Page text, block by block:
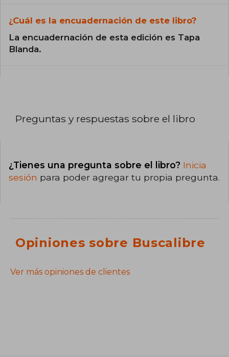
¿Cuál es la encuadernación de este libro?
La encuadernación de esta edición es Tapa
Blanda.
Preguntas y respuestas sobre el libro
¿Tienes una pregunta sobre el libro? Inicia
sesión para poder agregar tu propia pregunta.
Opiniones sobre Buscalibre
Ver más opiniones de clientes